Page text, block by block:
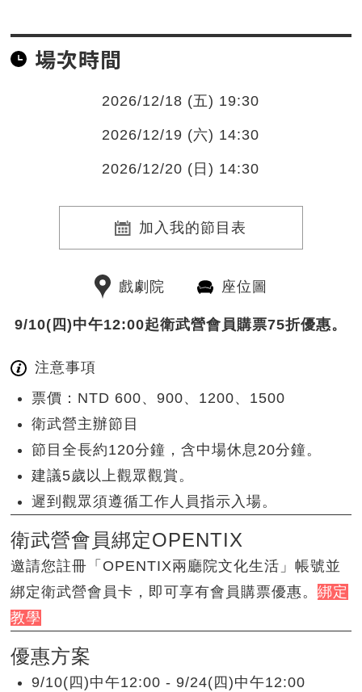
場次時間
2026/12/18 (五) 19:30
2026/12/19 (六) 14:30
2026/12/20 (日) 14:30
加入我的節目表
戲劇院 座位圖
9/10(四)中午12:00起衛武營會員購票75折優惠。
注意事項
票價：NTD 600、900、1200、1500
衛武營主辦節目
節目全長約120分鐘，含中場休息20分鐘。
建議5歲以上觀眾觀賞。
遲到觀眾須遵循工作人員指示入場。
衛武營會員綁定OPENTIX
邀請您註冊「OPENTIX兩廳院文化生活」帳號並
綁定衛武營會員卡，即可享有會員購票優惠。綁定
教學
優惠方案
9/10(四)中午12:00 - 9/24(四)中午12:00